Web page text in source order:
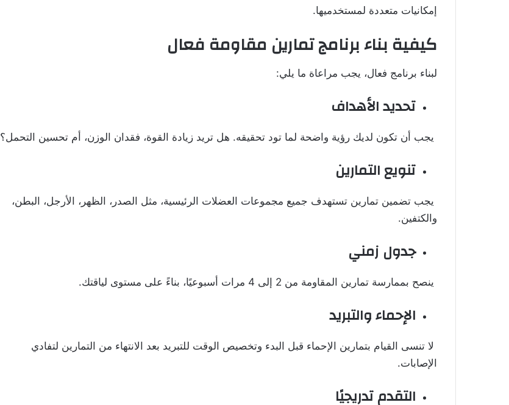
إمكانيات متعددة لمستخدميها.
كيفية بناء برنامج تمارين مقاومة فعال
لبناء برنامج فعال، يجب مراعاة ما يلي:
تحديد الأهداف
يجب أن تكون لديك رؤية واضحة لما تود تحقيقه. هل تريد زيادة القوة، فقدان الوزن، أم تحسين التحمل؟
تنويع التمارين
يجب تضمين تمارين تستهدف جميع مجموعات العضلات الرئيسية، مثل الصدر، الظهر، الأرجل، البطن،
والكتفين.
جدول زمني
ينصح بممارسة تمارين المقاومة من 2 إلى 4 مرات أسبوعيًا، بناءً على مستوى لياقتك.
الإحماء والتبريد
لا تنسى القيام بتمارين الإحماء قبل البدء وتخصيص الوقت للتبريد بعد الانتهاء من التمارين لتفادي
الإصابات.
التقدم تدريجيًا